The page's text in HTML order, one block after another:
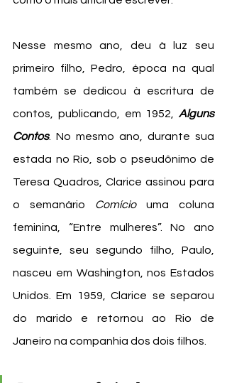
Nesse mesmo ano, deu à luz seu
primeiro filho, Pedro, época na qual
também se dedicou à escritura de
contos, publicando, em 1952, Alguns
Contos. No mesmo ano, durante sua
estada no Rio, sob o pseudônimo de
Teresa Quadros, Clarice assinou para
o semanário Comício uma coluna
feminina, “Entre mulheres”. No ano
seguinte, seu segundo filho, Paulo,
nasceu em Washington, nos Estados
Unidos. Em 1959, Clarice se separou
do marido e retornou ao Rio de
Janeiro na companhia dos dois filhos.